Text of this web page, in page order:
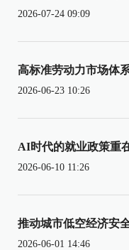
2026-07-24 09:09
高标准劳动力市场体
2026-06-23 10:26
AI时代的就业政策重
2026-06-10 11:26
推动城市低空经济安
2026-06-01 14:46